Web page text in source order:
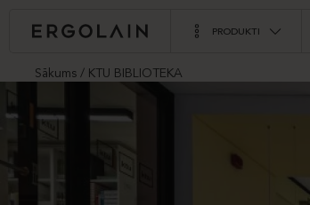
PRODUKTI
Sākums KTU BIBLIOTEKA